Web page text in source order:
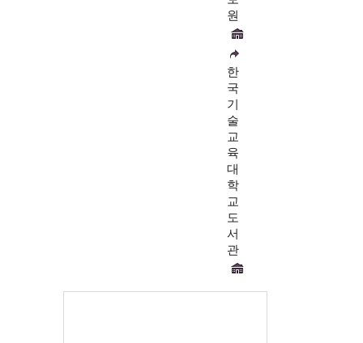
원
한
국
기
술
교
육
대
학
교
도
서
관